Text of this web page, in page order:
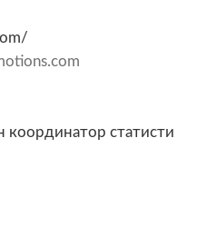
координатор статисти